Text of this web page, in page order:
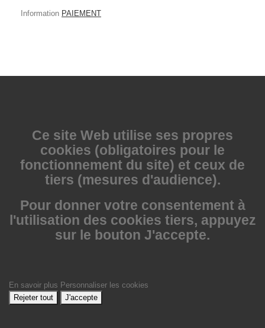
Information PAIEMENT
Ce site Web utilise ses propres
cookies (obligatoires pour le
fonctionnement du site) et ceux de
tiers (mesures d'audience).
Pour donner votre consentement à
l'utilisation des cookies tiers, appuyez
sur le bouton J'accepte.
En savoir plus Personnaliser les cookies
Rejeter tout
J'accepte